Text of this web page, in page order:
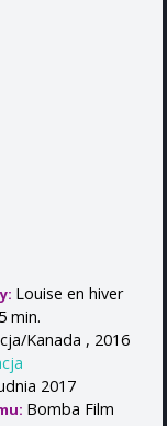
Louise en hiver
min.
Kanada , 2016
2017
Bomba Film